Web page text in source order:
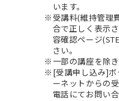
います。
受講料(維持管理
合で正しく表示
容確認ページ
さい。
一部の講座を除
[受講申し込み]
ーネットからの
電話にてお問い